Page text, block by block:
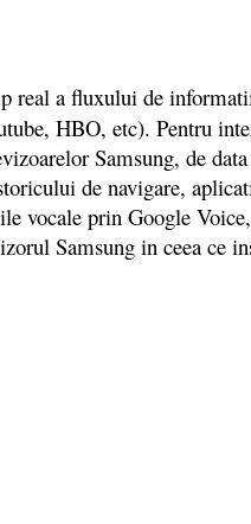
real a fluxului de
HBO, etc). Pentru
Samsung, de
de navigare,
vocale prin Google
Samsung in ceea ce